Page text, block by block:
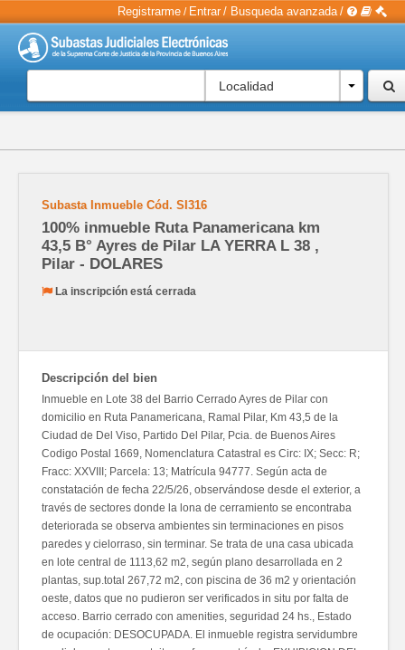
Registrarme / Entrar / Busqueda avanzada /
Localidad
Subasta Inmueble Cód. SI316
100% inmueble Ruta Panamericana km
43,5 B° Ayres de Pilar LA YERRA L 38 ,
Pilar - DOLARES
La inscripción está cerrada
Descripción del bien
Inmueble en Lote 38 del Barrio Cerrado Ayres de Pilar con
domicilio en Ruta Panamericana, Ramal Pilar, Km 43,5 de la
Ciudad de Del Viso, Partido Del Pilar, Pcia. de Buenos Aires
Codigo Postal 1669, Nomenclatura Catastral es Circ: IX; Secc: R;
Fracc: XXVIII; Parcela: 13; Matrícula 94777. Según acta de
constatación de fecha 22/5/26, observándose desde el exterior, a
través de sectores donde la lona de cerramiento se encontraba
deteriorada se observa ambientes sin terminaciones en pisos
paredes y cielorraso, sin terminar. Se trata de una casa ubicada
en lote central de 1113,62 m2, según plano desarrollada en 2
plantas, sup.total 267,72 m2, con piscina de 36 m2 y orientación
oeste, datos que no pudieron ser verificados in situ por falta de
acceso. Barrio cerrado con amenities, seguridad 24 hs., Estado
de ocupación: DESOCUPADA. El inmueble registra servidumbre